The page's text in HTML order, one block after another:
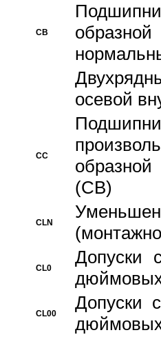
CB
осевой
CC
(CB)
CLN
CL0
Допуски
CL00
Допуски